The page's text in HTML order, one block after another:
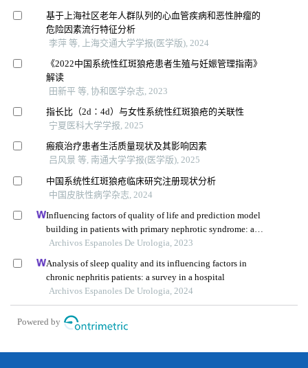
基于上海社区老年人群队列的心血管疾病和恶性肿瘤的
危险因素流行特征分析
李萍 等, 上海交通大学学报(医学版), 2024
《2022中国系统性红斑狼疮患者生殖与妊娠管理指南》
解读
田新平 等, 协和医学杂志, 2023
指长比（2d∶4d）与女性系统性红斑狼疮的关联性
宁夏医科大学学报, 2025
瘢痕治疗患者生活质量现状及其影响因素
吕风景 等, 南通大学学报(医学版), 2025
中国系统性红斑狼疮临床研究注册现状分析
中国皮肤性病学杂志, 2024
Influencing factors of quality of life and prediction model
building in patients with primary nephrotic syndrome: a
single-centre retrospective study
Archivos Espanoles De Urologia, 2023
Analysis of sleep quality and its influencing factors in
chronic nephritis patients: a survey in a hospital
Archivos Espanoles De Urologia, 2024
Powered by